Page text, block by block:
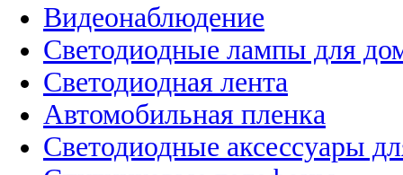
Видеонаблюдение
Светодиодные лампы для
Светодиодная лента
Автомобильная пленка
Светодиодные аксессуары